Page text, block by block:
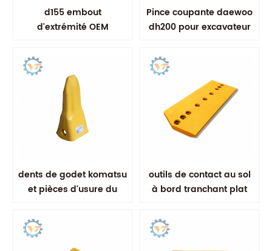
d155 embout
d'extrémité OEM
d'extrémité pour
Pince coupante daewoo
dh200 pour excavateur
dents de godet komatsu
et pièces d'usure du
outils de contact au sol
à bord tranchant plat